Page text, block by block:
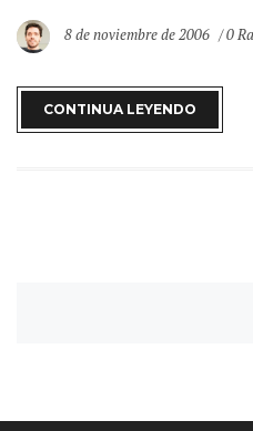
8 de noviembre de 2006 0
CONTINUA LEYENDO